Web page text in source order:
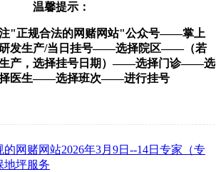
温馨提示：
"正规合法的网赌网站"公众号——掌上
发生产/当日挂号——选择院区——（若
生产，选择挂号日期）——选择门诊——选
医生——选择班次——进行挂号
的网赌网站2026年3月9日--14日专家（专
地坪服务